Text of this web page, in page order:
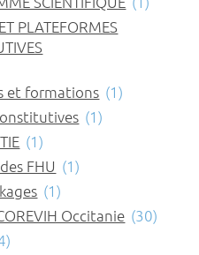
PLATEFORMES
et formations (1)
(1)
(1)
FHU (1)
(1)
Occitanie (30)